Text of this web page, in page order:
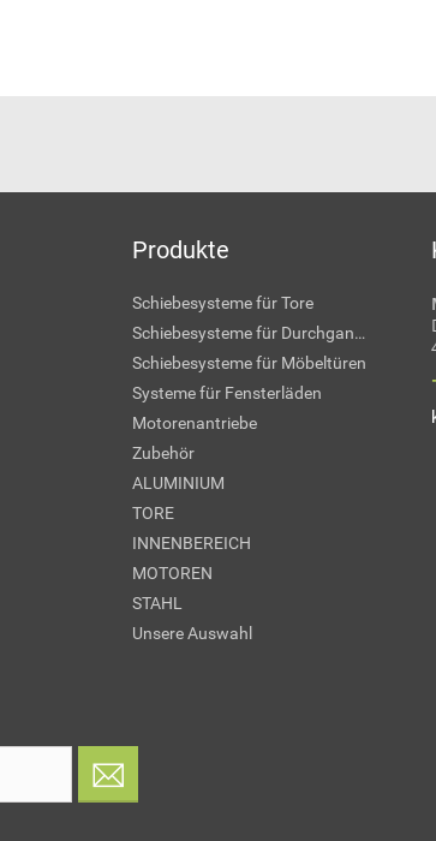
Produkte
Schiebesysteme für Tore
Schiebesysteme für Durchgangstüren
Schiebesysteme für Möbeltüren
Systeme für Fensterläden
Motorenantriebe
Zubehör
ALUMINIUM
TORE
INNENBEREICH
MOTOREN
STAHL
Unsere Auswahl